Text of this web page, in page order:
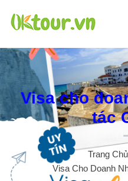
Visa cho
tác
Trang Chủ
Visa Cho Doanh